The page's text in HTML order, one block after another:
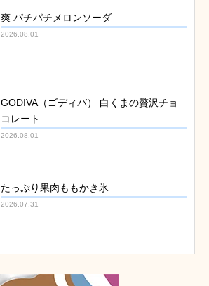
爽 パチパチメロンソーダ
2026.08.01
GODIVA（ゴディバ） 白くまの贅沢チョ
コレート
2026.08.01
たっぷり果肉ももかき氷
2026.07.31